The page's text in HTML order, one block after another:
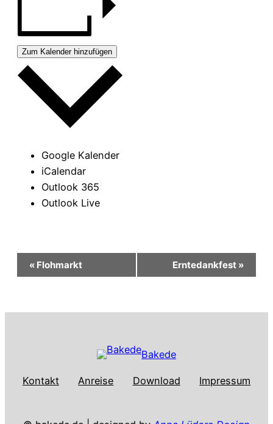
Zum Kalender hinzufügen
Google Kalender
iCalendar
Outlook 365
Outlook Live
Veranstaltung-
« Flohmarkt Erntedankfest »
Bakede
Kontakt Anreise Download Impressum